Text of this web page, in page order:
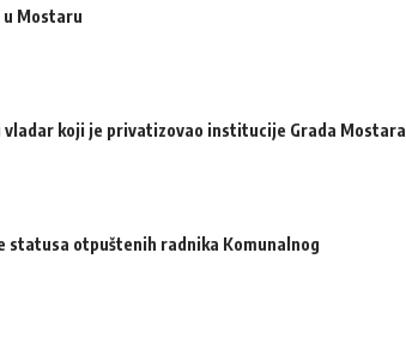
u Mostaru
koji je privatizovao institucije Grada Mostara
statusa otpuštenih radnika Komunalnog